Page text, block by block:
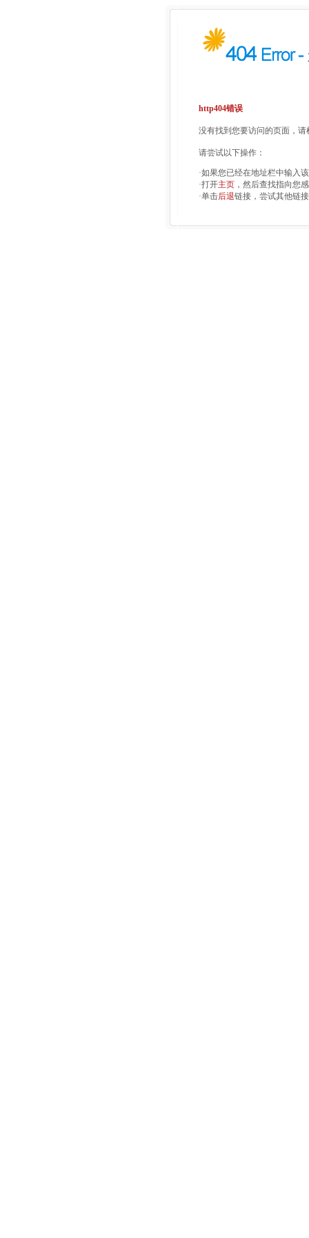
http404错误
没有找到您要访问的页面，
请尝试以下操作：
·如果您已经在地址栏中输入
·打开主页 ，然后查找指向您
·单击后退链接，尝试其他链